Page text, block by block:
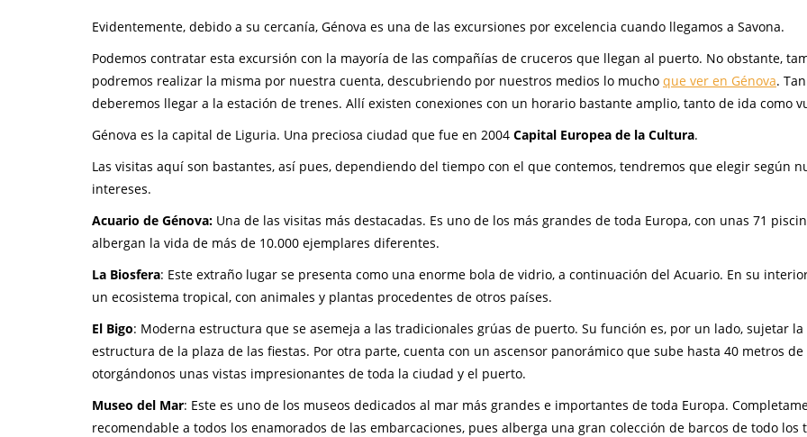
Evidentemente, debido a su cercanía, Génova es una de las excursiones por excelencia cuando llegamos a Savona.
Podemos contratar esta excursión con la mayoría de las compañías de cruceros que llegan al puerto. No obstante,
podremos realizar la misma por nuestra cuenta, descubriendo por nuestros medios lo mucho que ver en Génova.
deberemos llegar a la estación de trenes. Allí existen conexiones con un horario bastante amplio, tanto de ida como
Génova es la capital de Liguria. Una preciosa ciudad que fue en 2004 Capital Europea de la Cultura.
Las visitas aquí son bastantes, así pues, dependiendo del tiempo con el que contemos, tendremos que elegir según
intereses.
Acuario de Génova: Una de las visitas más destacadas. Es uno de los más grandes de toda Europa, con unas 71
albergan la vida de más de 10.000 ejemplares diferentes.
La Biosfera: Este extraño lugar se presenta como una enorme bola de vidrio, a continuación del Acuario. En su
un ecosistema tropical, con animales y plantas procedentes de otros países.
El Bigo: Moderna estructura que se asemeja a las tradicionales grúas de puerto. Su función es, por un lado, sujetar la
estructura de la plaza de las fiestas. Por otra parte, cuenta con un ascensor panorámico que sube hasta 40 metros
otorgándonos unas vistas impresionantes de toda la ciudad y el puerto.
Museo del Mar: Este es uno de los museos dedicados al mar más grandes e importantes de toda Europa.
recomendable a todos los enamorados de las embarcaciones, pues alberga una gran colección de barcos de todo los